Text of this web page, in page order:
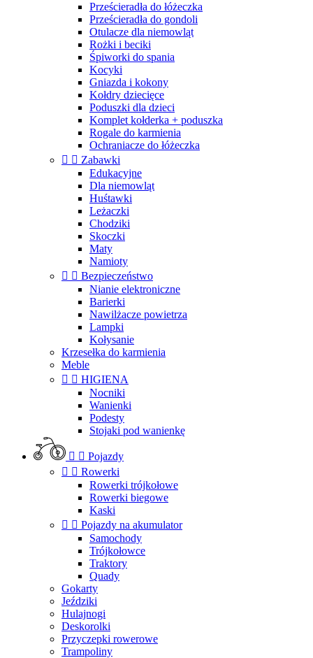
Prześcieradła do łóżeczka
Prześcieradła do gondoli
Otulacze dla niemowląt
Rożki i beciki
Śpiworki do spania
Kocyki
Gniazda i kokony
Kołdry dziecięce
Poduszki dla dzieci
Komplet kołderka + poduszka
Rogale do karmienia
Ochraniacze do łóżeczka
  Zabawki
Edukacyjne
Dla niemowląt
Huśtawki
Leżaczki
Chodziki
Skoczki
Maty
Namioty
  Bezpieczeństwo
Nianie elektroniczne
Barierki
Nawilżacze powietrza
Lampki
Kołysanie
Krzesełka do karmienia
Meble
  HIGIENA
Nocniki
Wanienki
Podesty
Stojaki pod wanienkę
  Pojazdy
  Rowerki
Rowerki trójkołowe
Rowerki biegowe
Kaski
  Pojazdy na akumulator
Samochody
Trójkołowce
Traktory
Quady
Gokarty
Jeździki
Hulajnogi
Deskorolki
Przyczepki rowerowe
Trampoliny